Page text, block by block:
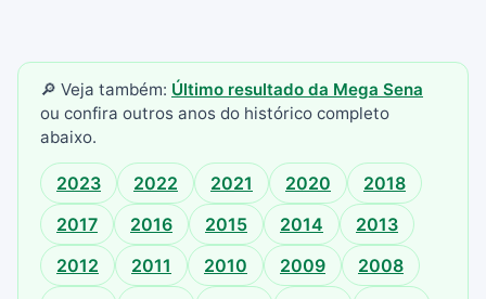
🔎 Veja também: Último resultado da Mega Sena
ou confira outros anos do histórico completo
abaixo.
2023 2022 2021 2020
2018
2017
2016 2015 2014
2013
2012
2011 2010 2009
2008